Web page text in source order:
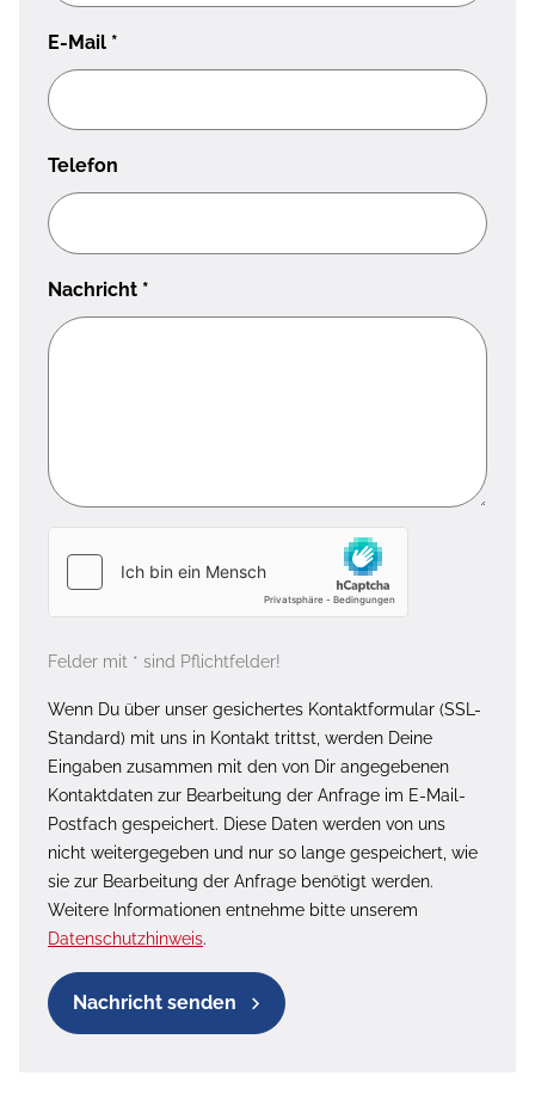
E-Mail *
Telefon
Nachricht *
Felder mit * sind Pflichtfelder!
Wenn Du über unser gesichertes Kontaktformular (SSL-
Standard) mit uns in Kontakt trittst, werden Deine
Eingaben zusammen mit den von Dir angegebenen
Kontaktdaten zur Bearbeitung der Anfrage im E-Mail-
Postfach gespeichert. Diese Daten werden von uns
nicht weitergegeben und nur so lange gespeichert, wie
sie zur Bearbeitung der Anfrage benötigt werden.
Weitere Informationen entnehme bitte unserem
Datenschutzhinweis.
Nachricht senden